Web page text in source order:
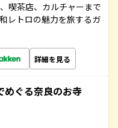
喫茶店、カルチャーまで
レトロの魅力を旅するガ
詳細を見る
ぐる奈良のお寺